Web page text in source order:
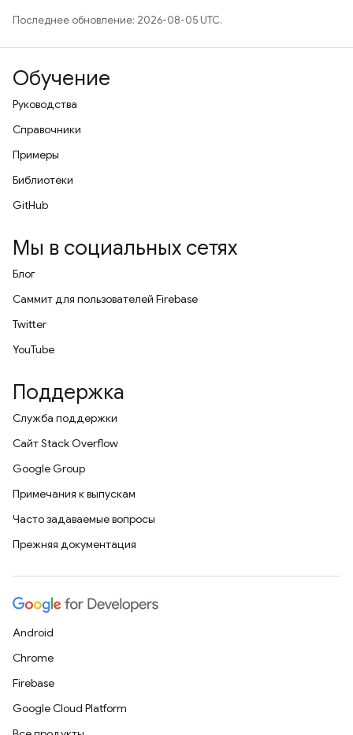
Последнее обновление: 2026-08-05 UTC.
Обучение
Руководства
Справочники
Примеры
Библиотеки
GitHub
Мы в социальных сетях
Блог
Саммит для пользователей Firebase
Twitter
YouTube
Поддержка
Служба поддержки
Сайт Stack Overflow
Google Group
Примечания к выпускам
Часто задаваемые вопросы
Прежняя документация
Android
Chrome
Firebase
Google Cloud Platform